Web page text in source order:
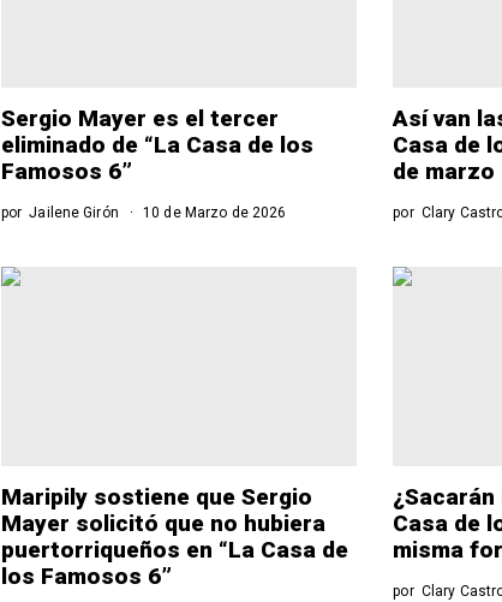
Sergio Mayer es el tercer
eliminado de “La Casa de los
Famosos 6”
porJailene Girón 10 de Marzo de 2026
Así van
Casa de
de marzo
por Clary
Maripily sostiene que Sergio
Mayer solicitó que no hubiera
puertorriqueños en “La Casa de
los Famosos 6”
¿Sacarán
Casa de
misma
por Clary